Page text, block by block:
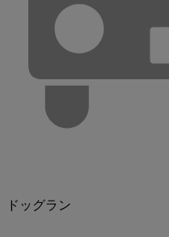
ドッグラン